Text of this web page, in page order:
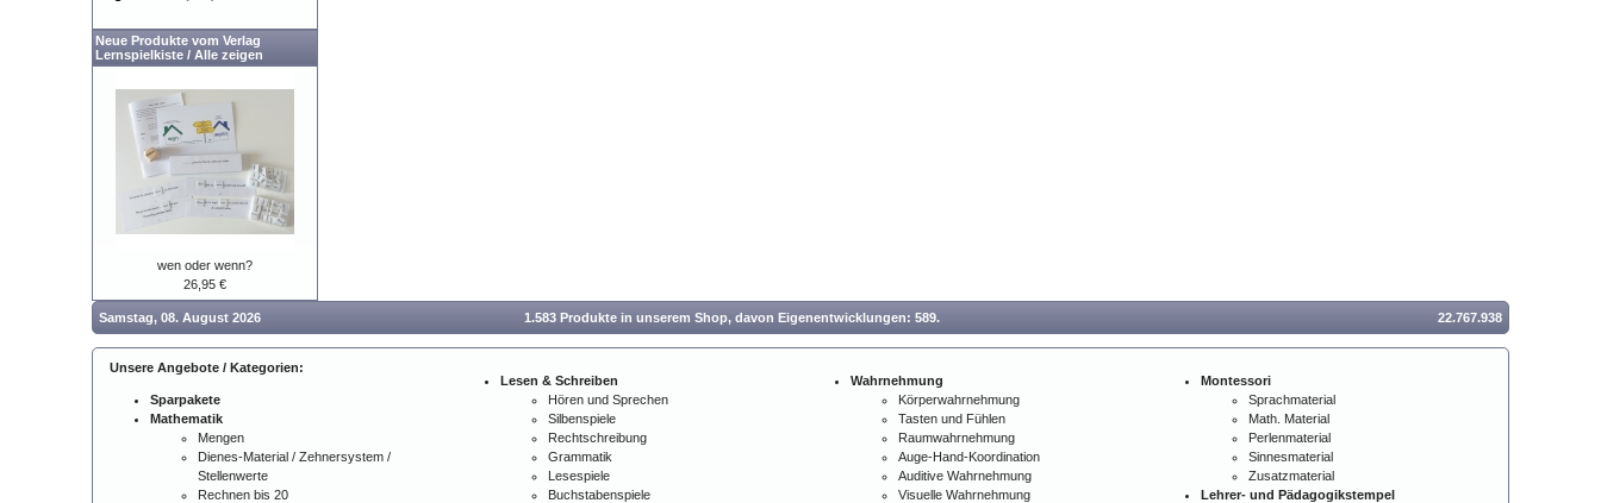
Neue Produkte vom Verlag
Lernspielkiste / Alle zeigen
wen oder wenn?
26,95 €
Samstag, 08. August 2026 1.583 Produkte in unserem Shop, davon Eigenentwicklungen: 589. 22.767.938
Unsere Angebote / Kategorien:
Sparpakete
Mathematik
Mengen
Dienes-Material / Zehnersystem /
Stellenwerte
Rechnen bis 20
Lesen & Schreiben
Hören und Sprechen
Silbenspiele
Rechtschreibung
Grammatik
Lesespiele
Buchstabenspiele
Wahrnehmung
Körperwahrnehmung
Tasten und Fühlen
Raumwahrnehmung
Auge-Hand-Koordination
Auditive Wahrnehmung
Visuelle Wahrnehmung
Montessori
Sprachmaterial
Math. Material
Perlenmaterial
Sinnesmaterial
Zusatzmaterial
Lehrer- und Pädagogikstempel